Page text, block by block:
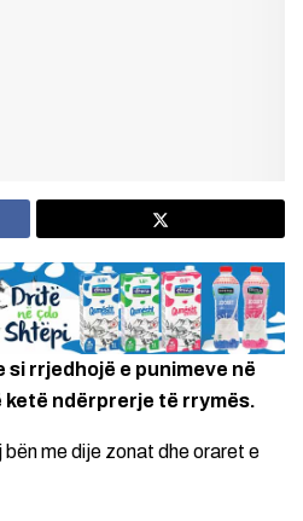
si rrjedhojë e punimeve në
ketë ndërprerje të rrymës.
me dije zonat dhe oraret e